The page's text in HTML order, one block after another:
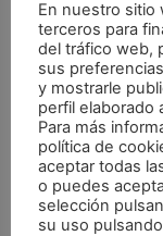
ANTERIOR
En nuestro sitio
terceros para
del tráfico web,
sus
y mostrarle
perfil elaborado
Para más
política de
aceptar todas
o puedes
selección
su uso